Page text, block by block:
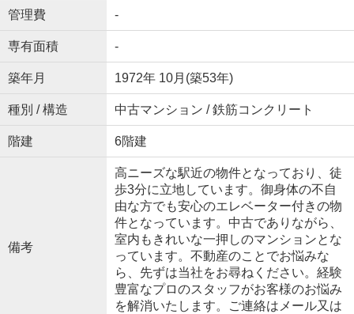
管理費 -
専有面積 -
築年月 1972年 10月(築53年)
種別 / 構造 中古マンション / 鉄筋コンクリート
階建 6階建
備考
高ニーズな駅近の物件となっており、徒
歩3分に立地しています。御身体の不自
由な方でも安心のエレベーター付きの物
件となっています。中古でありながら、
室内もきれいな一押しのマンションとな
っています。不動産のことでお悩みな
ら、先ずは当社をお尋ねください。経験
豊富なプロのスタッフがお客様のお悩み
を解消いたします。ご連絡はメール又は